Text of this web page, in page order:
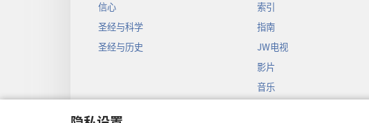
信心
圣经与科学
圣经与历史
索引
指南
JW电视
影片
音乐